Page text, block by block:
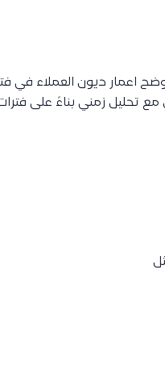
اعمار ديون العملاء في
مع تحليل زمني بناءً على